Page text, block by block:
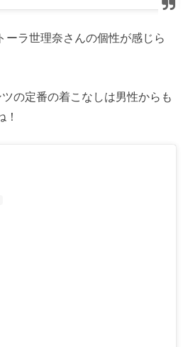
ーラ世理奈さんの個性が感じら
の定番の着こなしは男性からも